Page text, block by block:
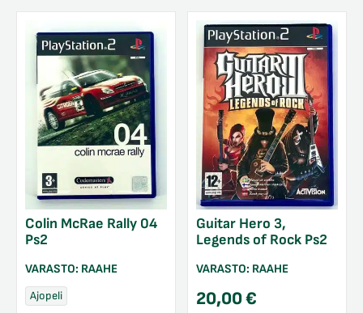
Colin McRae Rally 04
Ps2
VARASTO: RAAHE
Ajopeli
Guitar Hero 3,
Legends of Rock Ps2
VARASTO: RAAHE
20,00€